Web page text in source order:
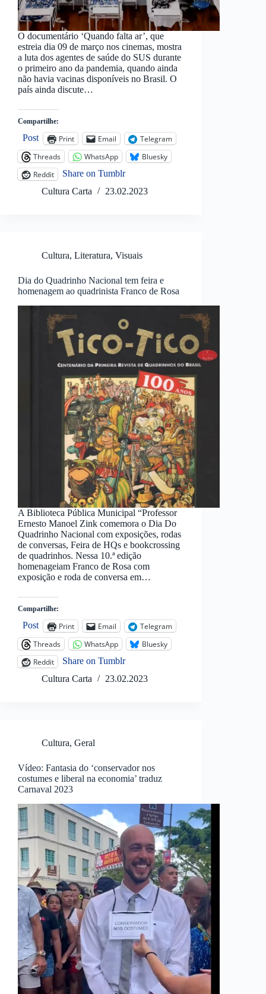
O documentário ‘Quando falta ar’, que
estreia dia 09 de março nos cinemas, mostra
a luta dos agentes de saúde do SUS durante
o primeiro ano da pandemia, quando ainda
não havia vacinas disponíveis no Brasil. O
país ainda discute…
Compartilhe:
Post Print Email
Telegram
Threads
WhatsApp
Bluesky
Reddit
Share on Tumblr
Cultura Carta
23.02.2023
Cultura, Literatura, Visuais
Dia do Quadrinho Nacional tem feira e
homenagem ao quadrinista Franco de Rosa
A Biblioteca Pública Municipal “Professor
Ernesto Manoel Zink comemora o Dia Do
Quadrinho Nacional com exposições, rodas
de conversas, Feira de HQs e bookcrossing
de quadrinhos. Nessa 10.ª edição
homenageiam Franco de Rosa com
exposição e roda de conversa em…
Compartilhe:
Post Print Email
Telegram
Threads
WhatsApp
Bluesky
Reddit
Share on Tumblr
Cultura Carta
23.02.2023
Cultura, Geral
Vídeo: Fantasia do ‘conservador nos
costumes e liberal na economia’ traduz
Carnaval 2023